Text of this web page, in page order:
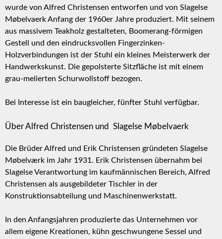
wurde von Alfred Christensen entworfen und von Slagelse
Møbelvaerk Anfang der 1960er Jahre produziert. Mit seinem
aus massivem Teakholz gestalteten, Boomerang-förmigen
Gestell und den eindrucksvollen Fingerzinken-
Holzverbindungen ist der Stuhl ein kleines Meisterwerk der
Handwerkskunst. Die gepolsterte Sitzfläche ist mit einem
grau-melierten Schurwollstoff bezogen.
Bei Interesse ist ein baugleicher, fünfter Stuhl verfügbar.
Über Alfred Christensen und Slagelse Møbelvaerk
Die Brüder Alfred und Erik Christensen gründeten Slagelse
Møbelværk im Jahr 1931. Erik Christensen übernahm bei
Slagelse Verantwortung im kaufmännischen Bereich, Alfred
Christensen als ausgebildeter Tischler in der
Konstruktionsabteilung und Maschinenwerkstatt.
In den Anfangsjahren produzierte das Unternehmen vor
allem eigene Kreationen, kühn geschwungene Sessel und